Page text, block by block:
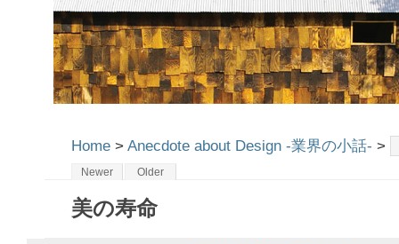
Home > Anecdote about Design -業界の小話- >
Newer Older
美の寿命